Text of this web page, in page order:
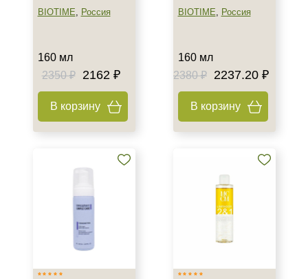
BIOTIME, Россия
160 мл
2350 ₽
2162 ₽
В корзину
BIOTIME, Россия
160 мл
2380 ₽
2237.20 ₽
В корзину